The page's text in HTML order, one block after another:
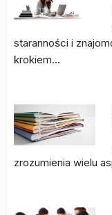
staranności i
krokiem…
zrozumienia wielu